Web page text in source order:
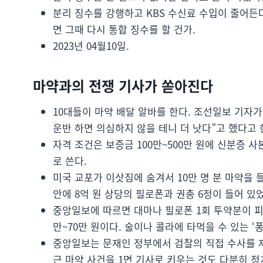
분리 징수를 강행하고 KBS 수신료 수입이 줄어
면 그때 다시 통합 징수를 할 건가.
2023년 04월10일.
마약과의 전쟁 기사가 쏟아진다
10대들이 마약 배달 알바를 한다. 조선일보 기자
운반 하면 의심하지 않을 테니 더 낫다”고 했다고
자격 조건은 보증금 100만~500만 원에 신분증
로 쓴다.
미국 교포가 이삿짐에 숨겨서 10만 명 분 마약을
안에 8억 원 상당의 필로폰과 권총 6정이 들어 있
중앙일보에 따르면 대마나 필로폰 1회 투약분이
만~70만 원이다. 술이나 콜라에 타먹을 수 있는 ‘
중앙일보는 문재인 정부에서 검찰의 직접 수사
근 마약 사건을 1면 기사로 키우는 것도 다분히